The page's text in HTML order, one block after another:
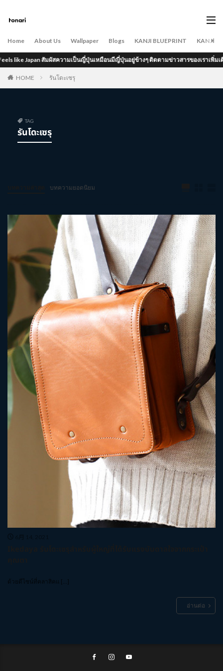
Home About Us Wallpaper Blogs KANJI BLUEPRINT KANJI
like Japan สัมผัสความเป็นญี่ปุ่นเหมือนมีญี่ปุ่นอยู่ข้างๆ ติดตามข่าวสารของเราเพิ่มเติมไ
HOME รันโดะเซรุ
TAG
รันโดะเซรุ
บทความยอดนิยม
ด้วยดีไซน์ที่คลาสิคแ […]
อ่านต่อ